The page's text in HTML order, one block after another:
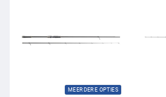
MEERDERE OPTIES